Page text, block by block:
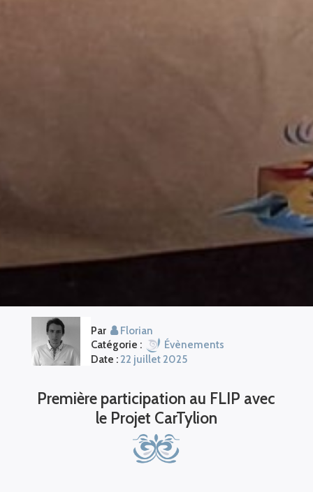
Par
Florian
Catégorie :
Évènements
Date : 22 juillet 2025
Première participation au FLIP avec
le Projet CarTylion